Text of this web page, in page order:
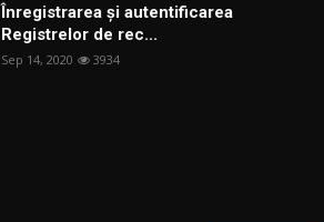
Înregistrarea și autentificarea
Registrelor de rec...
Sep 14, 2020 3934